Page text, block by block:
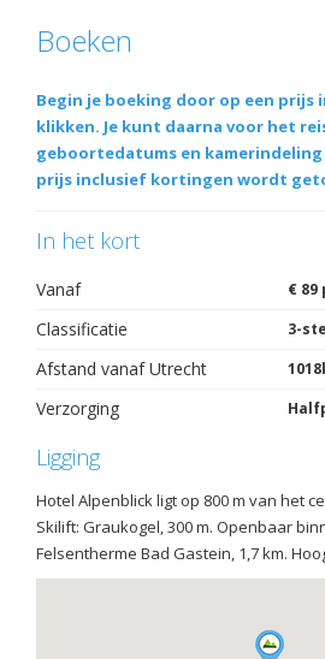
Boeken
Begin je boeking door op een prijs
klikken. Je kunt daarna voor het
geboortedatums en kamerindeling
prijs inclusief kortingen wordt
In het kort
Vanaf € 89
Classificatie 3-
Afstand vanaf Utrecht
Verzorging
Ligging
Hotel Alpenblick ligt op 800 m van het
Skilift: Graukogel, 300 m. Openbaar
Felsentherme Bad Gastein, 1,7 km.